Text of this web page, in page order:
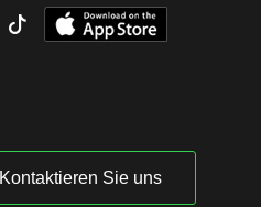
Kontaktieren Sie uns